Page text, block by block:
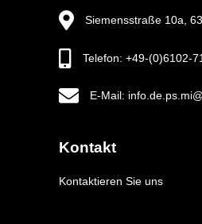
Siemensstraße 10a,
Telefon: +49-(0)6102-
E-Mail:
Kontakt
Kontaktieren Sie uns